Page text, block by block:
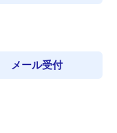
メール受付